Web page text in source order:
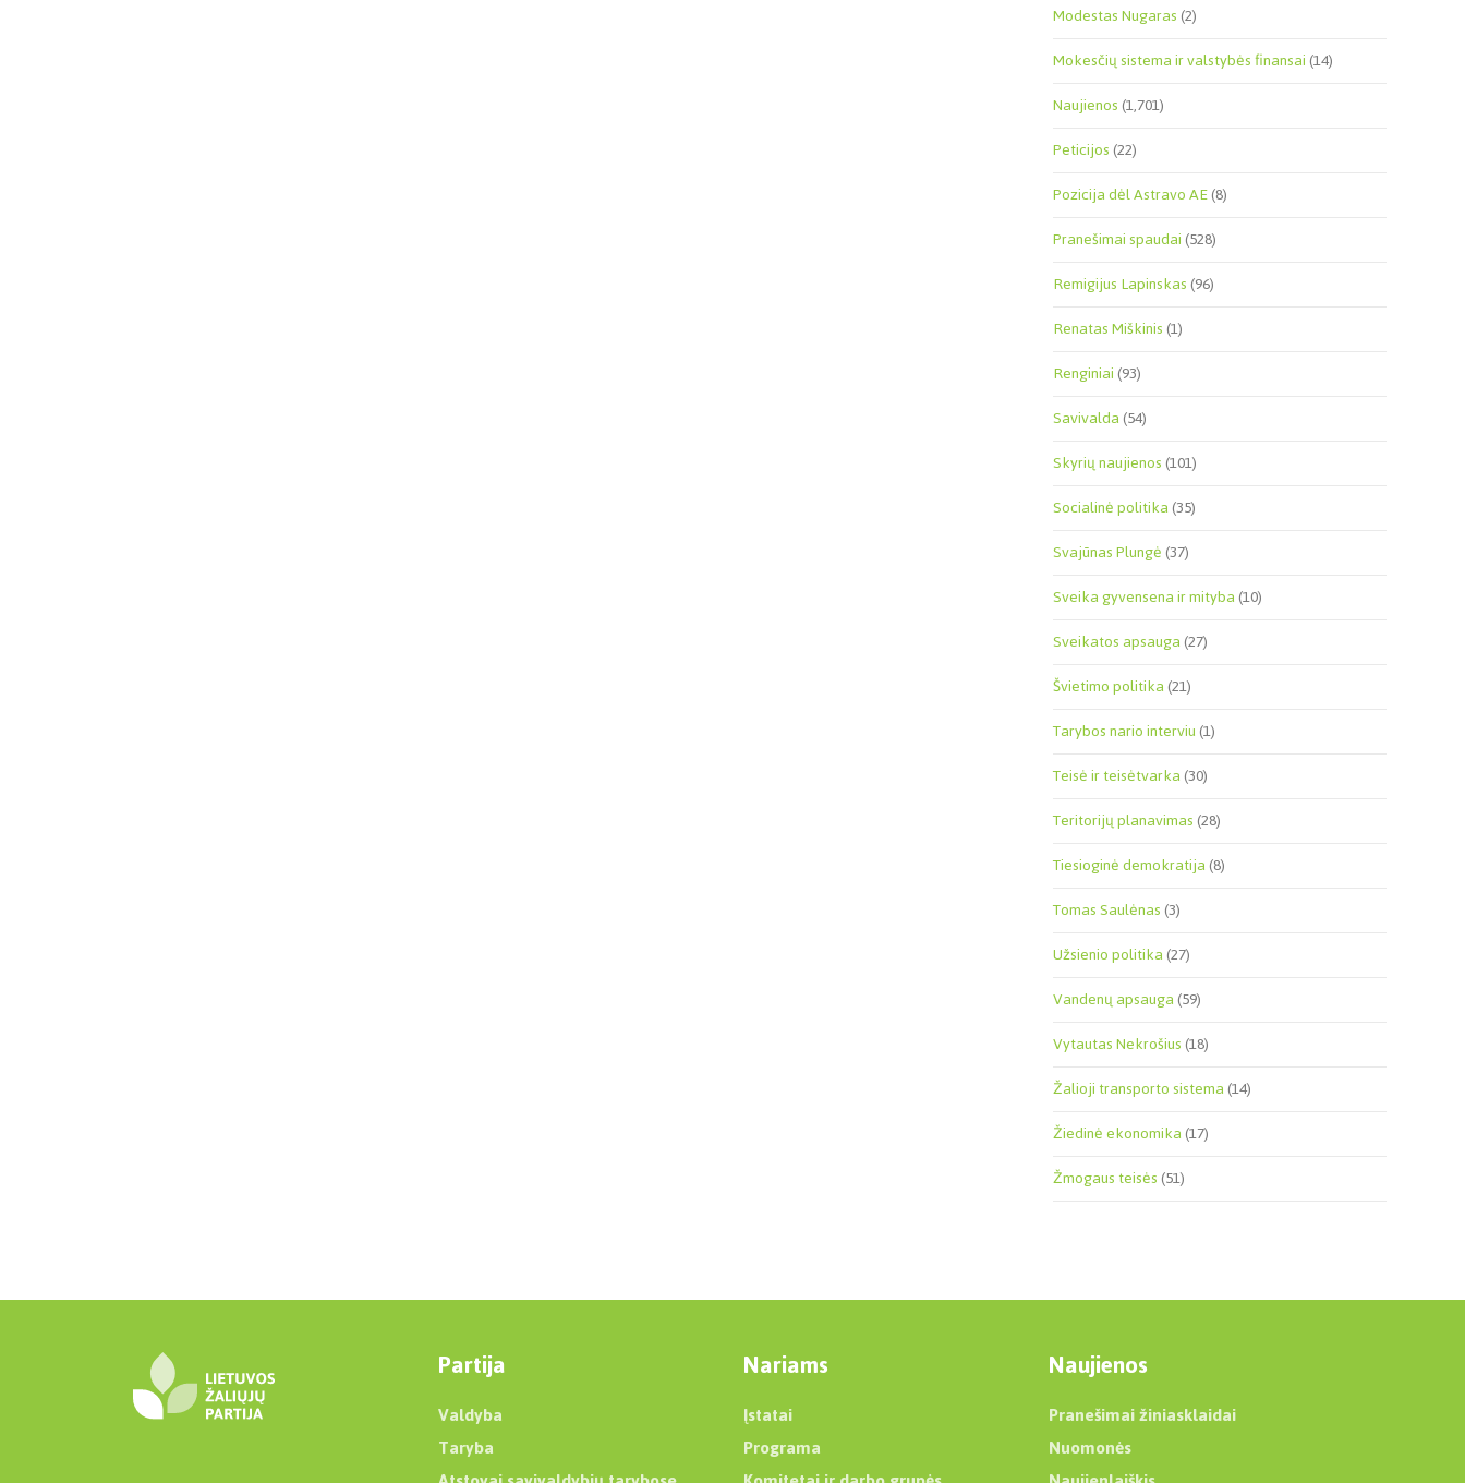
Modestas Nugaras(2)
Mokesčių sistema ir valstybės finansai(14)
Naujienos(1,701)
Peticijos(22)
Pozicija dėl Astravo AE(8)
Pranešimai spaudai(528)
Remigijus Lapinskas(96)
Renatas Miškinis(1)
Renginiai(93)
Savivalda(54)
Skyrių naujienos(101)
Socialinė politika(35)
Svajūnas Plungė(37)
Sveika gyvensena ir mityba(10)
Sveikatos apsauga(27)
Švietimo politika(21)
Tarybos nario interviu(1)
Teisė ir teisėtvarka(30)
Teritorijų planavimas(28)
Tiesioginė demokratija(8)
Tomas Saulėnas(3)
Užsienio politika(27)
Vandenų apsauga(59)
Vytautas Nekrošius(18)
Žalioji transporto sistema(14)
Žiedinė ekonomika(17)
Žmogaus teisės(51)
Partija
Valdyba
Taryba
Nariams
Įstatai
Programa
Naujienos
Pranešimai žiniasklaidai
Nuomonės